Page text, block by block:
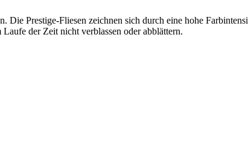
Prestige-Fliesen zeichnen sich durch eine hohe
der Zeit nicht verblassen oder abblättern.